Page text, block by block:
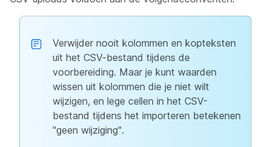
Verwijder nooit kolommen en kopteksten
uit het CSV-bestand tijdens de
voorbereiding. Maar je kunt waarden
wissen uit kolommen die je niet wilt
wijzigen, en lege cellen in het CSV-
bestand tijdens het importeren betekenen
"geen wijziging".